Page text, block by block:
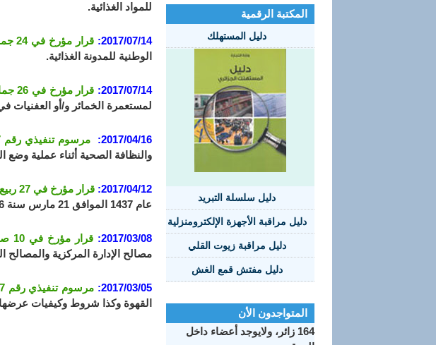
المكتبة الرقمية
دليل المستهلك
دليل سلسلة التبريد
دليل مراقبة الأجهزة الإلكترومنزلية
دليل مراقبة زيوت القلي
دليل مفتش قمع الغش
المتواجدون الأن
164 زائر، ولايوجد أعضاء داخل
للمواد الغذائية.
2017/07/14: قرار مؤرخ في 24 جمادى الأولى عام 1438 الموافق 21 فبراير سنة 2017
الوطنية للمدونة الغذائية.
2017/07/14: قرار مؤرخ في 26 جمادى الأولى عام 1438 الموافق 23 فبراير سنة 2017
لمستعمرة الخمائر و/أو العفنيات في
2017/04/16: مرسوم تنفيذي رقم 17-140 مؤرخ في 14 رجب عام 1438 الموافق 11 أبريل سنة 2017
والنظافة الصحية أثناء عملية وضع
2017/04/12: قرار مؤرخ في 27 ربيع الأول عام 1438 الموافق 27 ديسمبر سنة 2016
عام 1437 الموافق 21 مارس سنة 2016 الذي يجعل منهج مراقبة استقرار المنتجات المعلبة والمنتجات المماثلة لها إجباريا.
2017/03/08: قرار مؤرخ في 10 صفر عام 1438 الموافق 10 نوفمبر سنة 2016
مصالح الإدارة المركزية والمصالح
2017/03/05: مرسوم تنفيذي رقم 17-99 مؤرخ في 29 جمادى الأولى عام 1438 الموافق 26 فبراير سنة 2017
القهوة وكذا شروط وكيفيات عرضها